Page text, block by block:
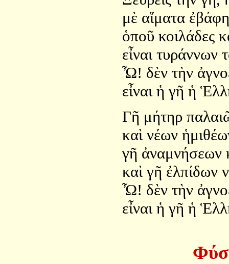
μὲ αἵματα
ὁποῦ κοιλάδες
εἶναι τυράννων
Ὦ! δὲν τὴν
εἶναι ἡ γῆ ἡ
Γῆ μήτηρ
καὶ νέων
γῆ ἀναμνήσεων
καὶ γῆ ἐλπίδων
Ὦ! δὲν τὴν
εἶναι ἡ γῆ ἡ